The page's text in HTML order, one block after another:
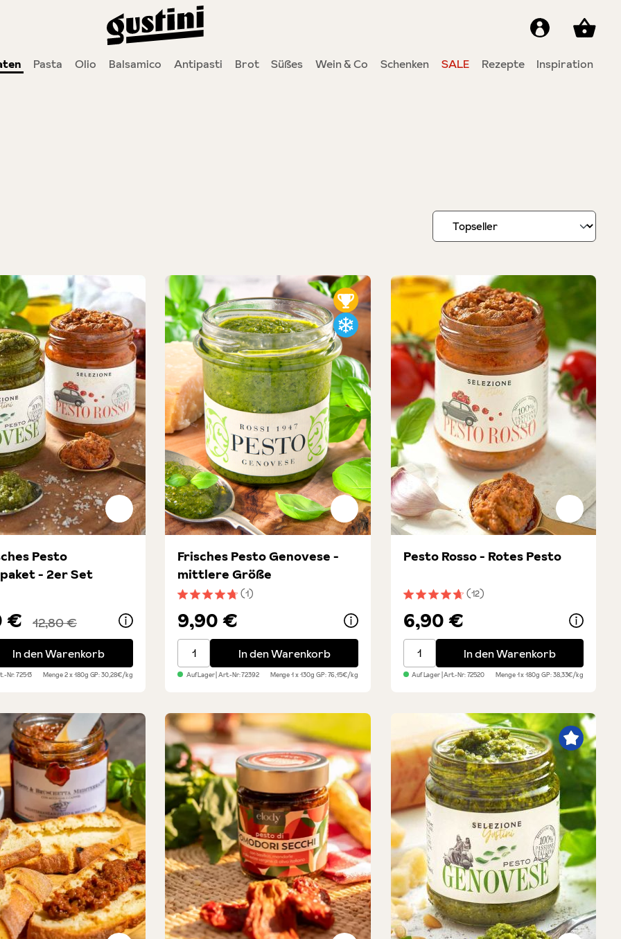
Pasta Olio Balsamico Antipasti Brot Süßes Wein & Co Schenken SALE Rezepte Inspiration
Pesto
- 2er Set
€ 12,80 €
Pesto Probierpaket - 2er Set
In den Warenkorb
Nr:72513 Menge2 x 180g GP: 30,28€/kg
Durchschnittliche Bewertung von 4.6 von 5 Sternen
(1)
Frisches Pesto Genovese -
mittlere Größe
9,90 €
Frisches Pesto Genovese - mittlere Größe
In den Warenkorb
Auf Lager| Art.-Nr:72392 Menge1 x 130g GP: 76,15€/kg
Durchschnittliche Bewertung von 4.7 von
(12)
Pesto Rosso - Rotes Pesto
6,90 €
Pesto Rosso - Rotes Pesto
In den Warenkorb
Auf Lager| Art.-Nr:72520 Menge1 x 180gGP: 38,33€/kg